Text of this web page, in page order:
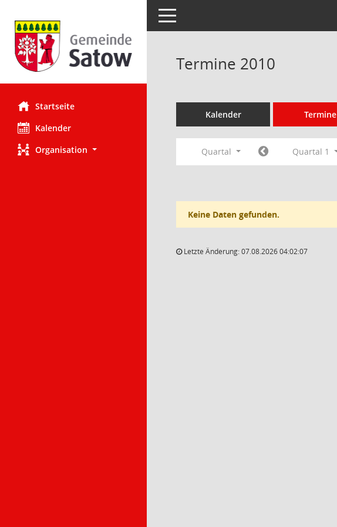
Startseite
Kalender
Organisation
Toggle navigation
Termine 2010
Kalender Termine
Quartal Quartal 1
Keine Daten gefunden.
Letzte Änderung: 07.08.2026 04:02:07